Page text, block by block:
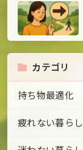
カテゴリ
持ち物最適化
疲れない暮らし